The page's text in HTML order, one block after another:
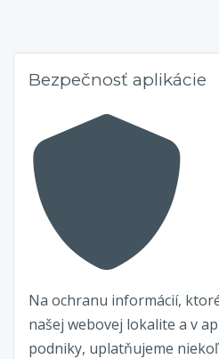
Bezpečnosť aplikácie
Na ochranu informácií,
našej webovej lokalite a v
podniky, uplatňujeme